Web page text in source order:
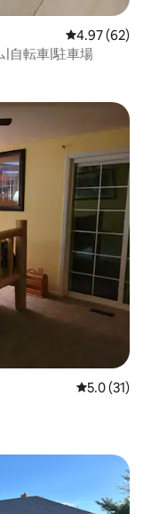
レビュー62
4.97 (62)
|自転車|駐車場
レビュー31
5.0 (31)